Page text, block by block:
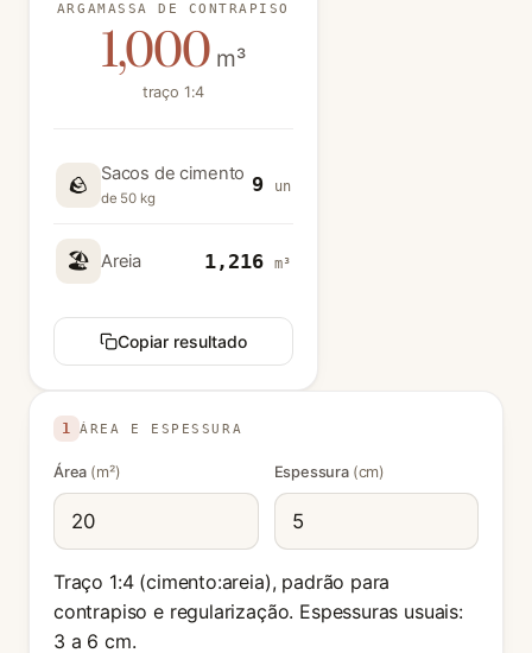
1 ÁREA E ESPESSURA
Área (m²) Espessura (cm)
Traço 1:4 (cimento:areia), padrão para
contrapiso e regularização. Espessuras usuais:
3 a 6 cm.
ARGAMASSA DE CONTRAPISO
1,000 m³
traço 1:4
🪨 Sacos de cimento
de 50 kg
9 un
🏖️ Areia 1,216m³
Copiar resultado